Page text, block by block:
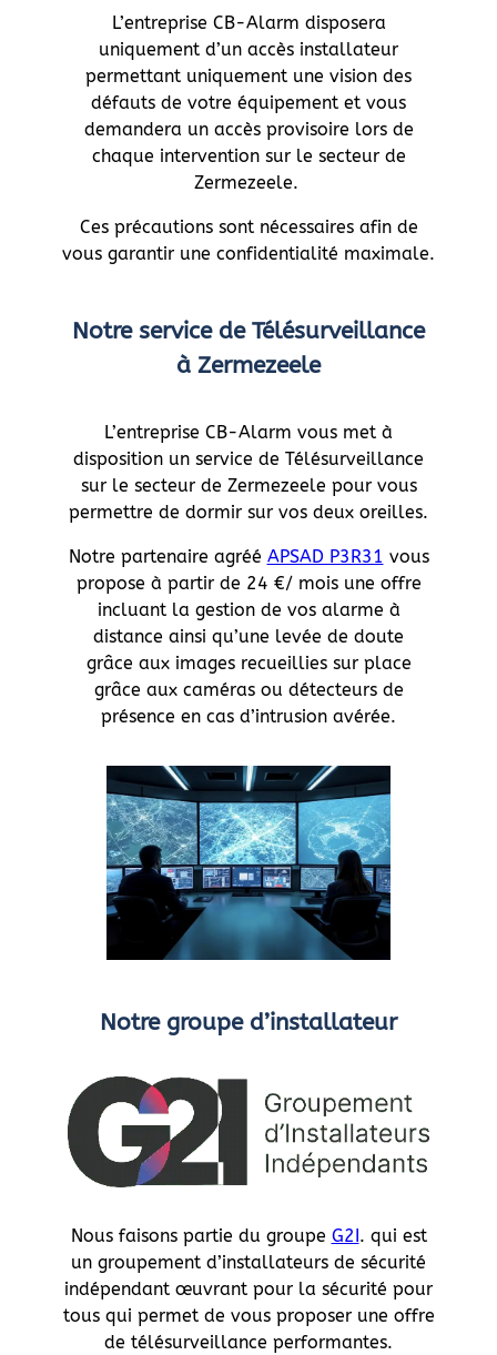
L’entreprise CB-Alarm disposera
uniquement d’un accès installateur
permettant uniquement une vision des
défauts de votre équipement et vous
demandera un accès provisoire lors de
chaque intervention sur le secteur de
Zermezeele.
Ces précautions sont nécessaires afin de
vous garantir une confidentialité maximale.
Notre service de Télésurveillance
à Zermezeele
L’entreprise CB-Alarm vous met à
disposition un service de Télésurveillance
sur le secteur de Zermezeele pour vous
permettre de dormir sur vos deux oreilles.
Notre partenaire agréé APSAD P3R31 vous
propose à partir de 24 €/ mois une offre
incluant la gestion de vos alarme à
distance ainsi qu’une levée de doute
grâce aux images recueillies sur place
grâce aux caméras ou détecteurs de
présence en cas d’intrusion avérée.
Notre groupe d’installateur
Nous faisons partie du groupe G2I . qui est
un groupement d’installateurs de sécurité
indépendant œuvrant pour la sécurité pour
tous qui permet de vous proposer une offre
de télésurveillance performantes.